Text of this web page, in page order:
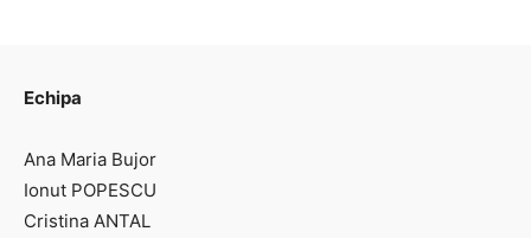
Echipa
Ana Maria Bujor
Ionut POPESCU
Cristina ANTAL